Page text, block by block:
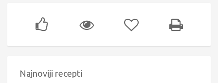
Najnoviji recepti